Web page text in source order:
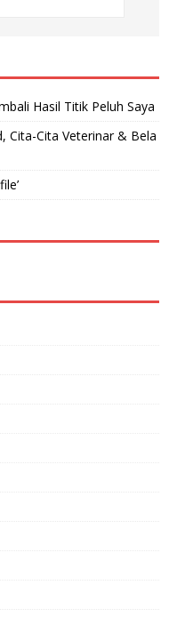
Hasil Titik Peluh Saya
Cita-Cita Veterinar & Bela